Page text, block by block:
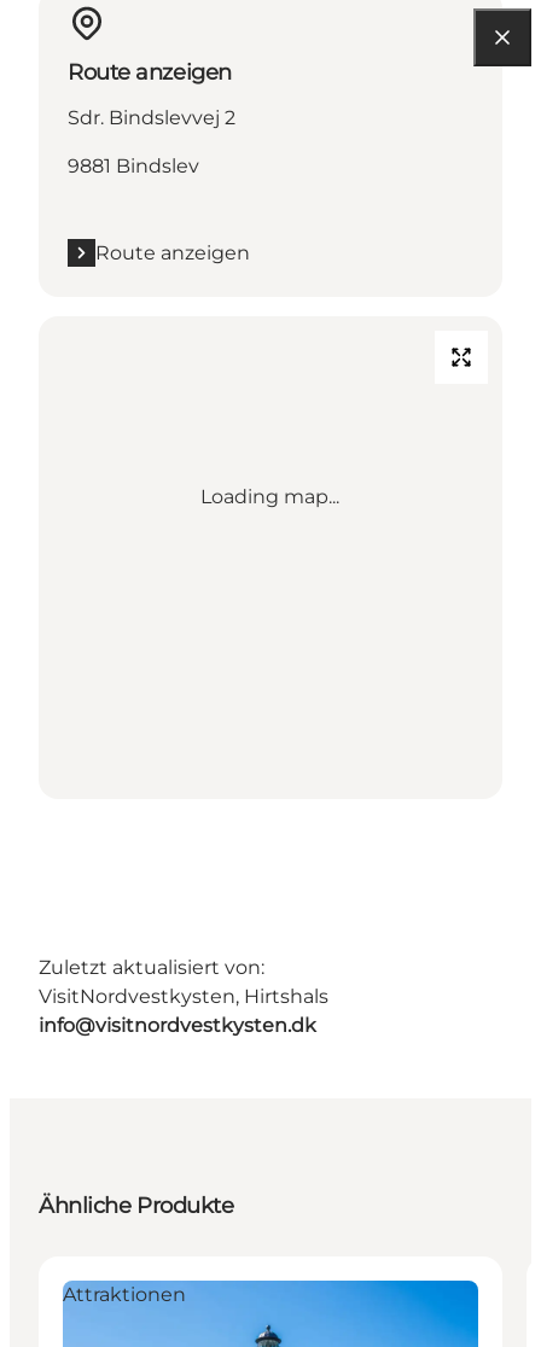
Route anzeigen
Sdr. Bindslevvej 2
9881 Bindslev
Route anzeigen
Loading map...
Zuletzt aktualisiert von:
VisitNordvestkysten, Hirtshals
info@visitnordvestkysten.dk
Ähnliche Produkte
Attraktionen